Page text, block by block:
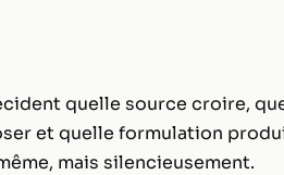
quelle source croire,
et quelle formulation
mais silencieusement.